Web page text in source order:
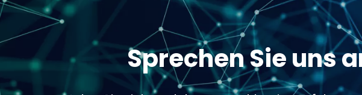
Sprechen Sie uns